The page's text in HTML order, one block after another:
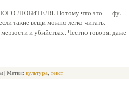
ЛЮБИТЕЛЯ. Потому что это — фу.
такие вещи можно легко читать.
и убийствах. Честно говоря, даже
| Метки: культура, текст